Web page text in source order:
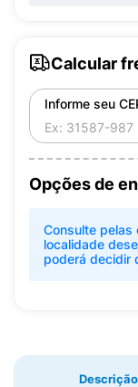
Calcular
Informe seu
Opções de
Consulte pelas
localidade
poderá decidir
Descrição